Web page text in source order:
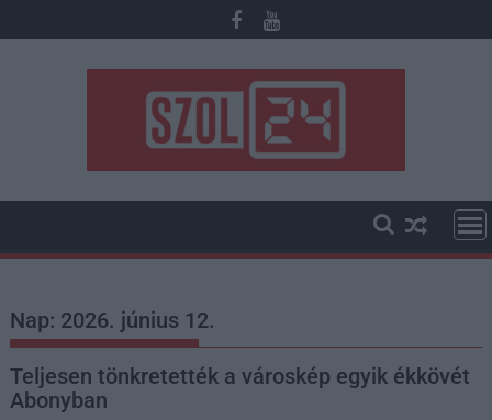
to
Nap: 2026. június 12.
Teljesen tönkretették a városkép egyik ékkövét
Abonyban